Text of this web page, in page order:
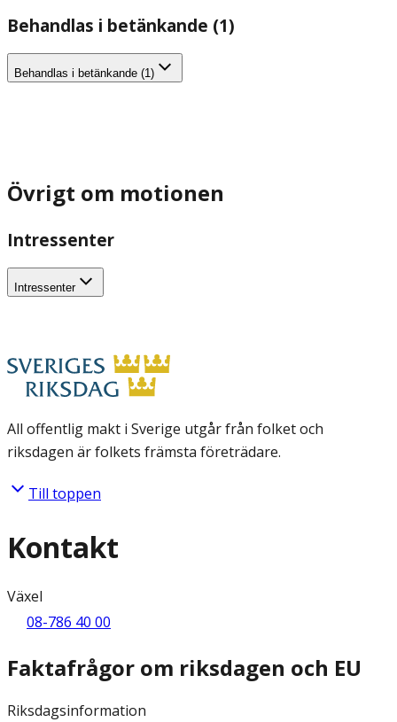
Behandlas i betänkande (1)
Behandlas i betänkande (1)
Övrigt om motionen
Intressenter
Intressenter
All offentlig makt i Sverige utgår från folket och
riksdagen är folkets främsta företrädare.
Till toppen
Kontakt
Växel
08-786 40 00
Faktafrågor om riksdagen och EU
Riksdagsinformation